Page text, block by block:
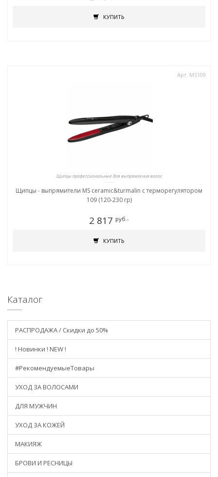
КУПИТЬ
Арт. MS109
Щипцы профессиональные для выпрямления волос
Щипцы - выпрямители MS ceramic&turmalin c терморегулятором
109 (120-230 гр)
2 817 руб.-
КУПИТЬ
Каталог
РАСПРОДАЖА / Скидки до 50%
! Новинки ! NEW !
#РекомендуемыеТовары
УХОД ЗА ВОЛОСАМИ
ДЛЯ МУЖЧИН
УХОД ЗА КОЖЕЙ
МАКИЯЖ
БРОВИ И РЕСНИЦЫ